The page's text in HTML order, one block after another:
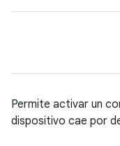
Permite activar un
dispositivo cae por